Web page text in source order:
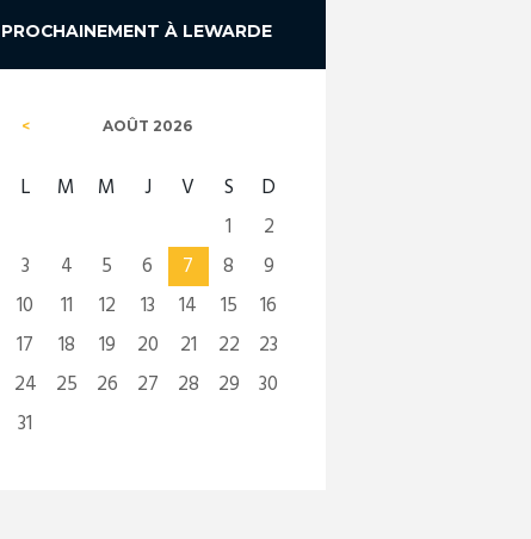
PROCHAINEMENT À LEWARDE
AOÛT 2026
L M M J V S
D
1
2
3
4 5 6 7 8
9
10
11 12 13 14 15
16
17
18 19 20 21 22
23
24
25 26 27 28 29
30
31